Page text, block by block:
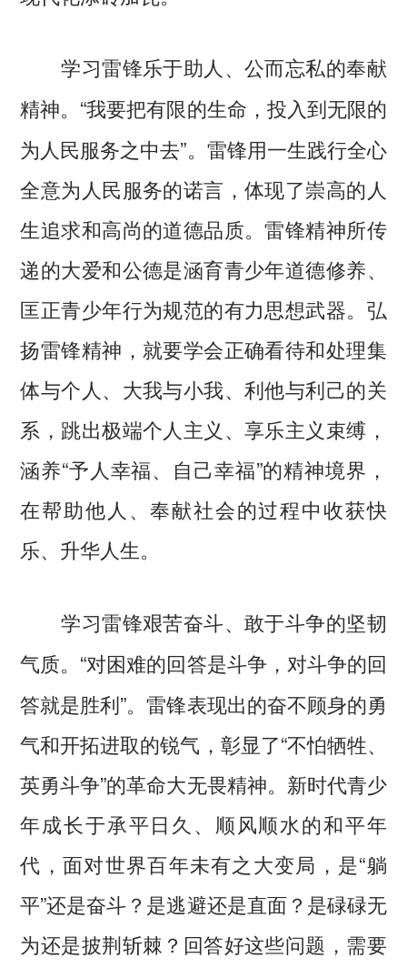
学习雷锋乐于助人、公而忘私的奉献
精神。 “我要把有限的生命，投入到无限的
为人民服务之中去”。雷锋用一生践行全心
全意为人民服务的诺言，体现了崇高的人
生追求和高尚的道德品质。雷锋精神所传
递的大爱和公德是涵育青少年道德修养、
匡正青少年行为规范的有力思想武器。弘
扬雷锋精神，就要学会正确看待和处理集
体与个人、大我与小我、利他与利己的关
系，跳出极端个人主义、享乐主义束缚，
涵养“予人幸福、自己幸福”的精神境界，
在帮助他人、奉献社会的过程中收获快
乐、升华人生。
学习雷锋艰苦奋斗、敢于斗争的坚韧
气质。 “对困难的回答是斗争，对斗争的回
答就是胜利”。雷锋表现出的奋不顾身的勇
气和开拓进取的锐气，彰显了“不怕牺牲、
英勇斗争”的革命大无畏精神。新时代青少
年成长于承平日久、顺风顺水的和平年
代，面对世界百年未有之大变局，是“躺
平”还是奋斗？是逃避还是直面？是碌碌无
为还是披荆斩棘？回答好这些问题，需要